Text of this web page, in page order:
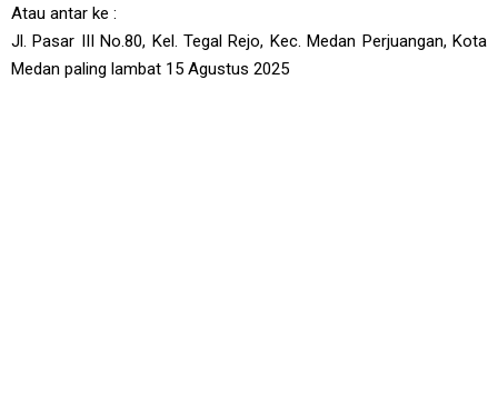
Atau antar ke :
Jl. Pasar III No.80, Kel. Tegal Rejo, Kec. Medan Perjuangan, Kota
Medan paling lambat 15 Agustus 2025